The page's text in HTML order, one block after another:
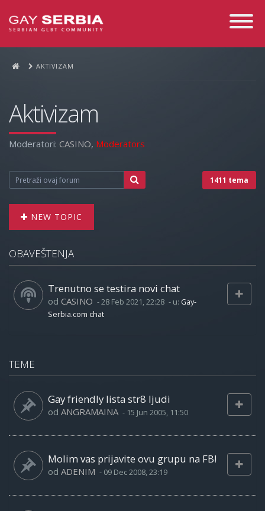
Toggle
AKTIVIZAM
Aktivizam
Moderatori: CASINO, Moderators
1411 tema
NEW TOPIC
OBAVEŠTENJA
Trenutno se testira novi chat
od CASINO -28 Feb 2021, 22:28 - u: Gay-
Serbia.com chat
TEME
Gay friendly lista str8 ljudi
od ANGRAMAINA - 15 Jun 2005, 11:50
Molim vas prijavite ovu grupu na FB!
od ADENIM - 09 Dec 2008, 23:19